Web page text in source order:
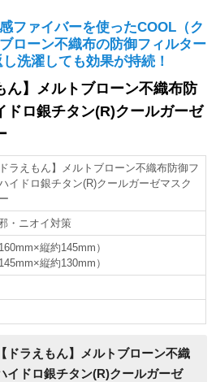
ファイバーを使ったCOOL（ク
ローン不織布の防御フィルター
洗濯しても効果が持続！
ん】メルトブローン不織布防
ドロ銀チタン(R)クールガーゼ
ラえもん】メルトブローン不織布防御フ
イドロ銀チタン(R)クールガーゼマスク
・ニオイ対策
縦約145mm）
縦約130mm）
ドラえもん】メルトブローン不織
イドロ銀チタン(R)クールガーゼ